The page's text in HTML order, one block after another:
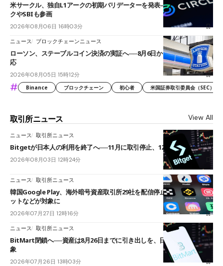
米サークル、独自L1アークの初期バリデーターを発表――ブラックロッ
クやSBIも参画
2026年08月06日 16時03分
ニュース ブロックチェーンニュース
ローソン、ステーブルコイン決済の実証へ──8月6日からJPYCやUSDC対
応
2026年08月05日 15時12分
# Binance ブロックチェーン 初心者 米国証券取引委員会（SEC）
取引所ニュース View All
ニュース 取引所ニュース
Bitgetが日本人の利用を終了へ──11月に取引停止、12月末に強制決済
2026年08月03日 12時24分
ニュース 取引所ニュース
韓国Google Play、海外暗号資産取引所29社を配信停止──OKXやバイビ
ットなどが対象に
2026年07月27日 12時16分
ニュース 取引所ニュース
BitMart閉鎖へ──資産は8月26日までに引き出しを、日本人利用者も対
象
2026年07月26日 13時03分